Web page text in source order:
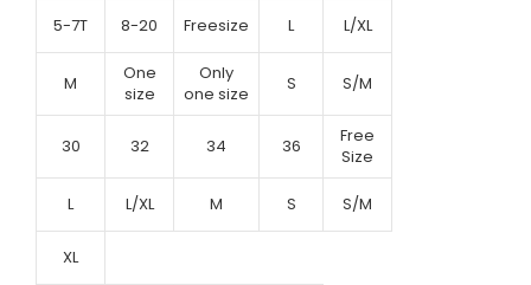
5-7T 8-20 Freesize L L/XL
M
One
size
Only
one size
S S/M
30 32 34 36
Free
Size
L L/XL M S S/M
XL